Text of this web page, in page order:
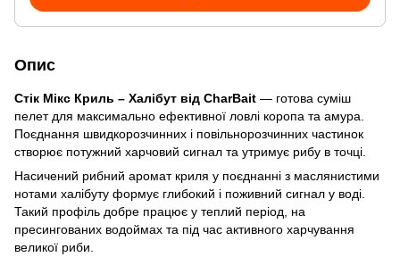
Опис
Стік Мікс Криль – Халібут від CharBait — готова суміш
пелет для максимально ефективної ловлі коропа та амура.
Поєднання швидкорозчинних і повільнорозчинних частинок
створює потужний харчовий сигнал та утримує рибу в точці.
Насичений рибний аромат криля у поєднанні з маслянистими
нотами халiбуту формує глибокий і поживний сигнал у воді.
Такий профіль добре працює у теплий період, на
пресингованих водоймах та під час активного харчування
великої риби.